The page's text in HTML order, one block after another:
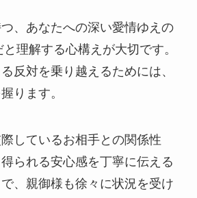
、あなたへの深い愛情ゆえの
理解する心構えが大切です。
反対を乗り越えるためには、
ります。
しているお相手との関係性
られる安心感を丁寧に伝える
、親御様も徐々に状況を受け